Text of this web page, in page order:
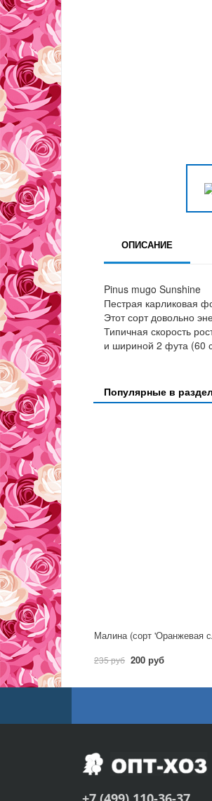
ОПИСАНИЕ
Pinus mugo Sunshine
Пестрая карликовая
Этот сорт довольно
Типичная скорость
и шириной 2 фута (60
Популярные в
Малина (сорт 'Оранжевая
235 руб 200 руб